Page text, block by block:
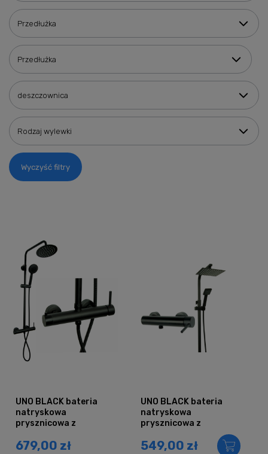
Przedłużka
Przedłużka
deszczownica
Rodzaj wylewki
Wyczyść filtry
UNO BLACK bateria
natryskowa
prysznicowa z
679,00 zł
UNO BLACK bateria
natryskowa
prysznicowa z
deszczownicą QUBUS
CZARNY
549,00 zł